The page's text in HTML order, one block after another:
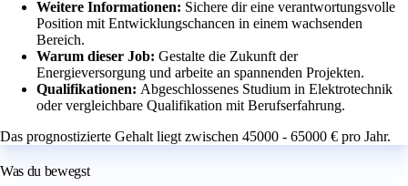
Weitere Informationen: Sichere dir eine verantwortungsvolle
Position mit Entwicklungschancen in einem wachsenden
Bereich.
Warum dieser Job: Gestalte die Zukunft der
Energieversorgung und arbeite an spannenden Projekten.
Qualifikationen: Abgeschlossenes Studium in Elektrotechnik
oder vergleichbare Qualifikation mit Berufserfahrung.
Das prognostizierte Gehalt liegt zwischen 45000 - 65000 € pro Jahr.
Was du bewegst